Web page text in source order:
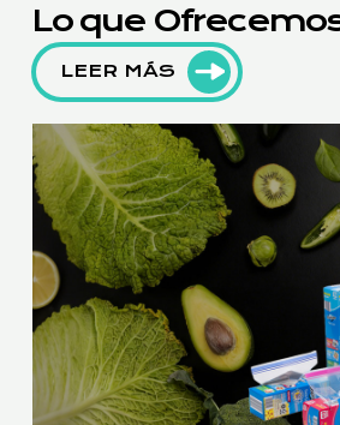
Lo que
LEER MÁS